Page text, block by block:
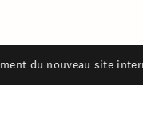
du nouveau site